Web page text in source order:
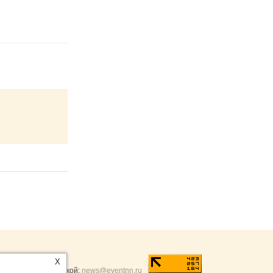
и разумной критикой: news@eventnn.ru
X